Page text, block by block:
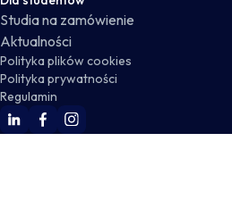
Studia na zamówienie
Aktualności
Polityka plików cookies
Polityka prywatności
Regulamin
WSKZ Linkedin
WSKZ Facebook
WSKZ Instagram